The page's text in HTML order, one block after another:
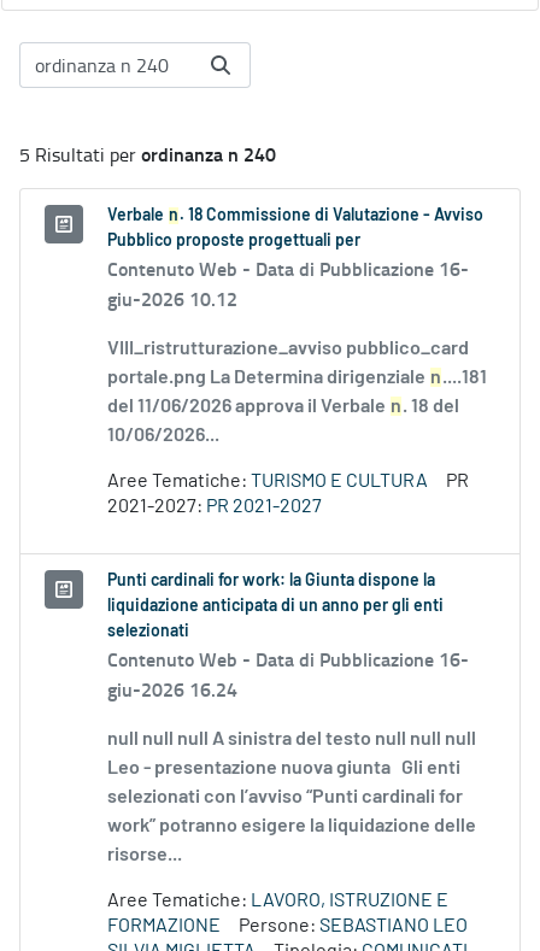
5 Risultati perordinanza n 240
Verbale n . 18 Commissione di Valutazione - Avviso
Pubblico proposte progettuali per
Contenuto Web - Data di Pubblicazione 16-
giu-2026 10.12
VIII_ristrutturazione_avviso pubblico_card
portale.png La Determina dirigenziale n....181
del 11/06/2026 approva il Verbale n. 18 del
10/06/2026...
Aree Tematiche: TURISMO E CULTURA
PR
2021-2027: PR 2021-2027
Punti cardinali for work: la Giunta dispone la
liquidazione anticipata di un anno per gli enti
selezionati
Contenuto Web - Data di Pubblicazione 16-
giu-2026 16.24
null null null A sinistra del testo null null null
Leo - presentazione nuova giunta Gli enti
selezionati con l’avviso “Punti cardinali for
work” potranno esigere la liquidazione delle
risorse...
Aree Tematiche: LAVORO, ISTRUZIONE E
FORMAZIONE
Persone: SEBASTIANO LEO